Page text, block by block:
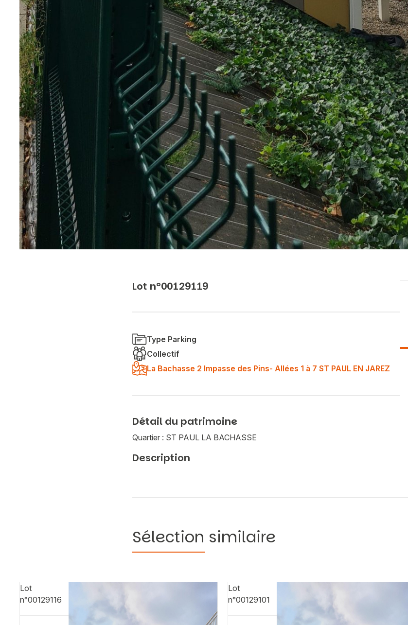
Lot n°00129119
Type Parking
Collectif
La Bachasse 2 Impasse des Pins- Allées 1 à 7 ST PAUL EN JAREZ
Détail du patrimoine
Quartier : ST PAUL LA BACHASSE
Description
Sélection similaire
Lot
n°00129116
Lot
n°00129101